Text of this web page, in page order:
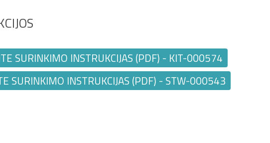
SURINKIMO INSTRUKCIJAS (PDF) - KIT-000574
SURINKIMO INSTRUKCIJAS (PDF) - STW-000543